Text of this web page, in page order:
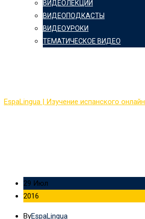
ВИДЕОЛЕКЦИИ
ВИДЕОПОДКАСТЫ
ВИДЕОУРОКИ
ТЕМАТИЧЕСКОЕ ВИДЕО
EspaLingua | Изучение испанского онлайн
29 Июл
2016
ByEspaLingua